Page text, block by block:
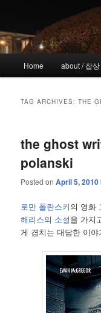
primary
content
secondary
content!wicked
the more I see the less
Home about / 잡
TAG ARCHIVES:THE
the ghost
polanski
Posted onApril 5, 2010
로만 폴란스키의 영화
해리스의 소설을 가지
게 겹치는 대담한 이야